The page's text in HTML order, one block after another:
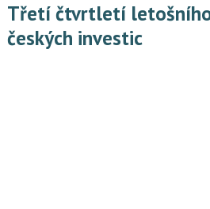
Třetí čtvrtletí letošního roku ryze
českých investic